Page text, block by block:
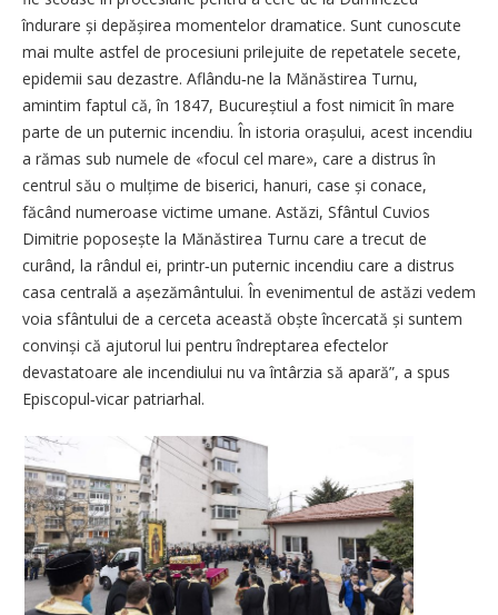
îndurare și depășirea momentelor dramatice. Sunt cunoscute
mai multe astfel de procesiuni prilejuite de repetatele secete,
epidemii sau dezastre. Aflându‑ne la Mănăstirea Turnu,
amintim faptul că, în 1847, Bucureștiul a fost nimicit în mare
parte de un puternic incendiu. În istoria orașului, acest incendiu
a rămas sub numele de «focul cel mare», care a distrus în
centrul său o mulțime de biserici, hanuri, case și conace,
făcând numeroase victime umane. Astăzi, Sfântul Cuvios
Dimitrie poposește la Mănăstirea Turnu care a trecut de
curând, la rândul ei, printr‑un puternic incendiu care a distrus
casa centrală a așezământului. În evenimentul de astăzi vedem
voia sfântului de a cerceta această obște încercată și suntem
convinși că ajutorul lui pentru îndreptarea efectelor
devastatoare ale incendiului nu va întârzia să apară”, a spus
Episcopul‑vicar patriarhal.